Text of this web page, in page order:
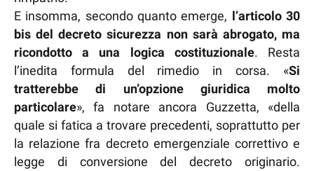
E insomma, secondo quanto emerge, l’articolo 30
bis del decreto sicurezza non sarà abrogato, ma
ricondotto a una logica costituzionale. Resta
l’inedita formula del rimedio in corsa. «Si
tratterebbe di un’opzione giuridica molto
particolare», fa notare ancora Guzzetta, «della
quale si fatica a trovare precedenti, soprattutto per
la relazione fra decreto emergenziale correttivo e
legge di conversione del decreto originario.